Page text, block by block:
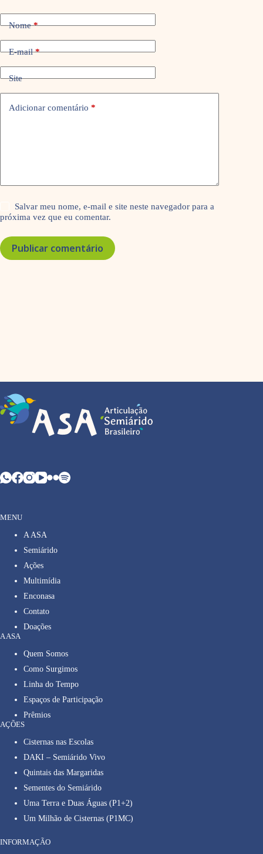
Nome*
E-mail*
Site
Adicionar comentário *
Salvar meu nome, e-mail e site neste navegador para a
próxima vez que eu comentar.
Publicar comentário
MENU
A ASA
Semiárido
Ações
Multimídia
Enconasa
Contato
Doações
A ASA
Quem Somos
Como Surgimos
Linha do Tempo
Espaços de Participação
Prêmios
AÇÕES
Cisternas nas Escolas
DAKI – Semiárido Vivo
Quintais das Margaridas
Sementes do Semiárido
Uma Terra e Duas Águas (P1+2)
Um Milhão de Cisternas (P1MC)
INFORMAÇÃO